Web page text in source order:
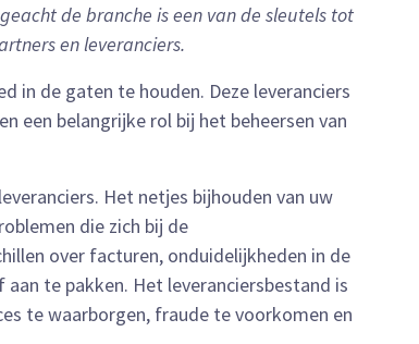
de branche is een van de sleutels tot
en leveranciers.
in de gaten te houden. Deze leveranciers
een belangrijke rol bij het beheersen van
Het netjes bijhouden van uw
die zich bij de
over facturen, onduidelijkheden in de
te pakken. Het leveranciersbestand is
te waarborgen, fraude te voorkomen en